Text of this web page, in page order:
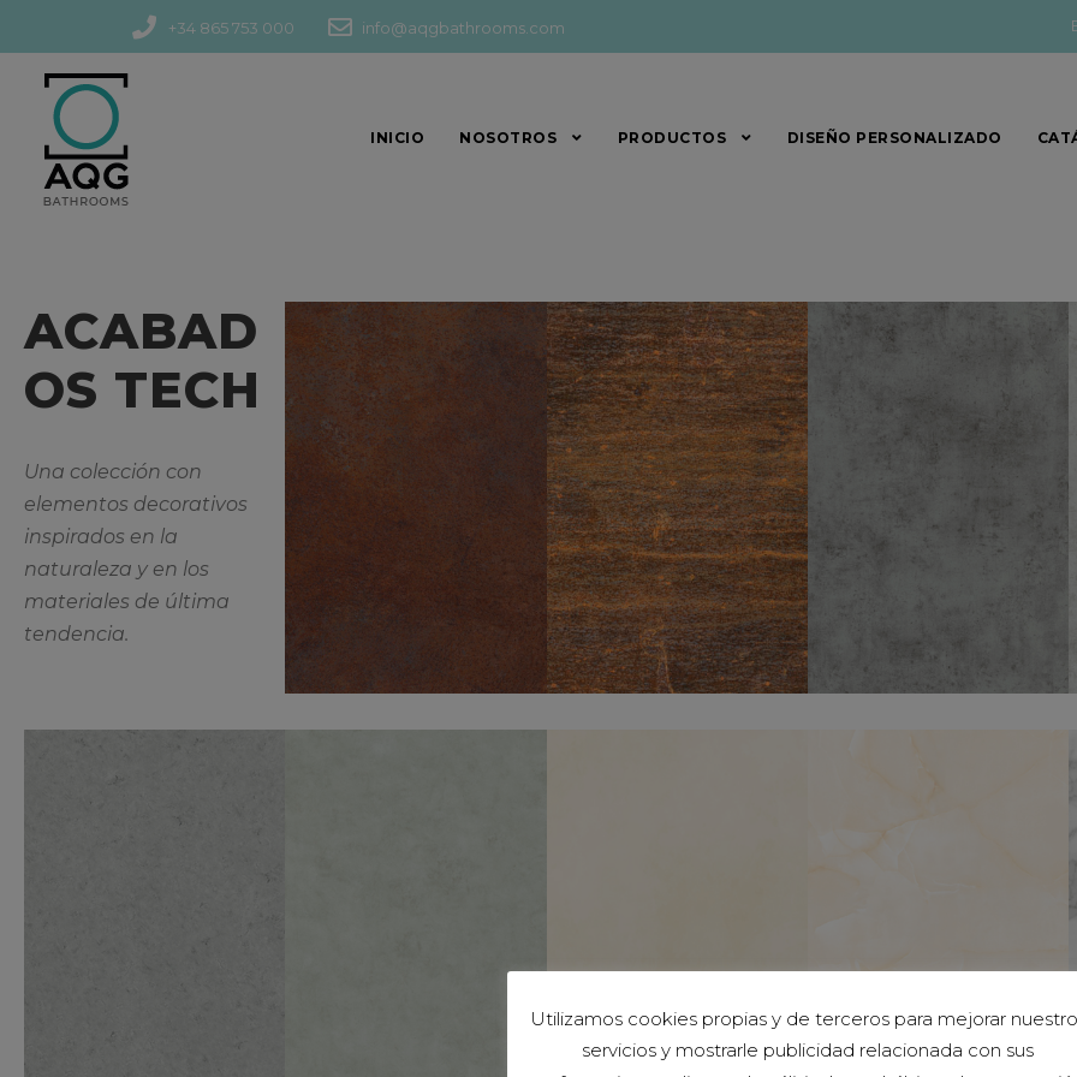
+34 865 753 000 info@aqgbathrooms.com
INICIO NOSOTROS PRODUCTOS DISEÑO PERSONALIZADO
ACABAD
OS TECH
Una colección con
elementos decorativos
inspirados en la
naturaleza y en los
materiales de última
tendencia.
Utilizamos cookies propias y de terceros para mejorar
servicios y mostrarle publicidad relacionada con sus